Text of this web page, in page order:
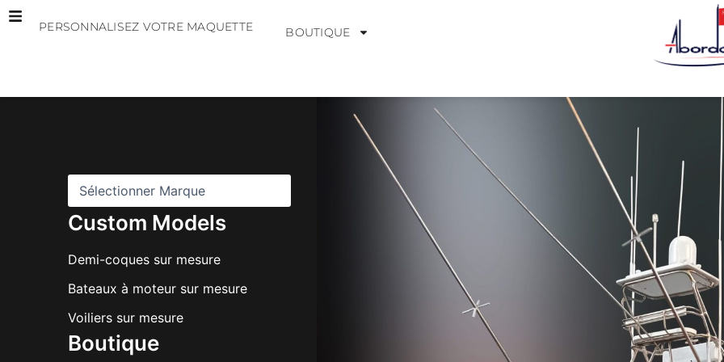
Aller
PERSONNALISEZ VOTRE MAQUETTE BOUTIQUE
Custom Models
Demi-coques sur mesure
Bateaux à moteur sur mesure
Voiliers sur mesure
Boutique